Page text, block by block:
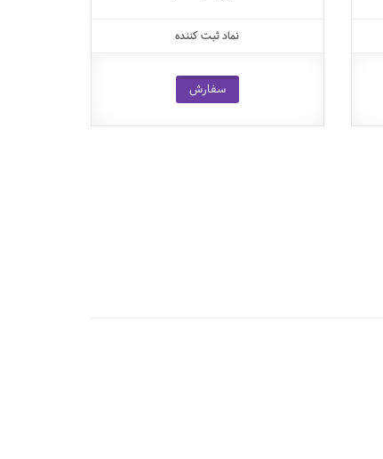
نماد ثبت کننده
سفارش